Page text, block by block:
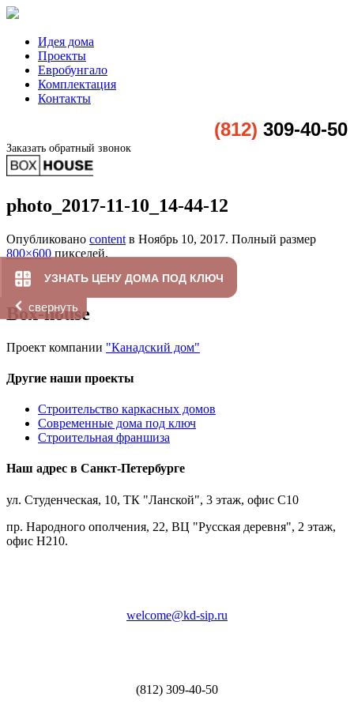
УЗНАТЬ ЦЕНУ ДОМА ПОД КЛЮЧ
свернуть
Идея дома
Проекты
Евробунгало
Комплектация
Контакты
(812) 309-40-50
Заказать обратный звонок
photo_2017-11-10_14-44-12
Опубликовано content в Ноябрь 10, 2017. Полный размер
800×600 пикселей.
Box-house
Проект компании "Канадский дом"
Другие наши проекты
Строительство каркасных домов
Современные дома под ключ
Строительная франшиза
Наш адрес в Санкт-Петербурге
ул. Студенческая, 10, ТК "Ланской", 3 этаж, офис С10
пр. Народного ополчения, 22, ВЦ "Русская деревня", 2 этаж,
офис Н210.
welcome@kd-sip.ru
(812) 309-40-50